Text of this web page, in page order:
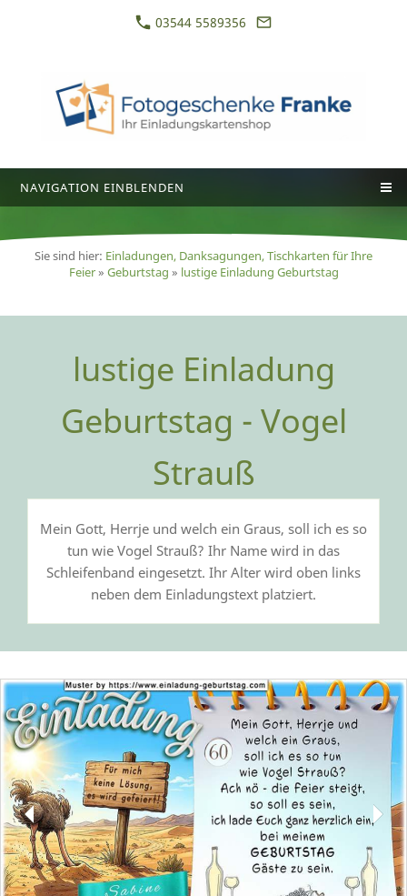
03544 5589356
NAVIGATION EINBLENDEN
Sie sind hier: Einladungen, Danksagungen, Tischkarten für Ihre
Feier» Geburtstag » lustige Einladung Geburtstag
lustige Einladung
Geburtstag - Vogel
Strauß
Mein Gott, Herrje und welch ein Graus, soll ich es so
tun wie Vogel Strauß? Ihr Name wird in das
Schleifenband eingesetzt. Ihr Alter wird oben links
neben dem Einladungstext platziert.